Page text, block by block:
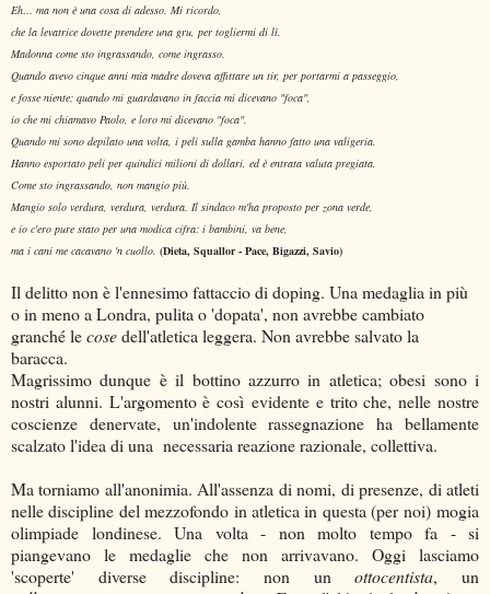
Eh… ma non è una cosa di adesso. Mi ricordo,
che la levatrice dovette prendere una gru, per togliermi di lì.
Madonna come sto ingrassando, come ingrasso.
Quando avevo cinque anni mia madre doveva affittare un tir, per portarmi a passeggio,
e fosse niente; quando mi guardavano in faccia mi dicevano "foca",
io che mi chiamavo Paolo, e loro mi dicevano "foca".
Quando mi sono depilato una volta, i peli sulla gamba hanno fatto una valigeria.
Hanno esportato peli per quindici milioni di dollari, ed è entrata valuta pregiata.
Come sto ingrassando, non mangio più.
Mangio solo verdura, verdura, verdura. Il sindaco m'ha proposto per zona verde,
e io c'ero pure stato per una modica cifra: i bambini, va bene,
ma i cani me cacavano 'n cuollo. (Dieta, Squallor - Pace, Bigazzi, Savio)
Il delitto non è l'ennesimo fattaccio di doping. Una medaglia in più
o in meno a Londra, pulita o 'dopata', non avrebbe cambiato
granché lecosedell'atletica leggera. Non avrebbe salvato la
baracca.
Magrissimo dunque è il bottino azzurro in atletica; obesi sono i
nostri alunni. L'argomento è così evidente e trito che, nelle nostre
coscienze denervate, un'indolente rassegnazione ha bellamente
scalzato l'idea di una necessaria reazione razionale, collettiva.
Ma torniamo all'anonimia. All'assenza di nomi, di presenze, di atleti
nelle discipline del mezzofondo in atletica in questa (per noi) mogia
olimpiade londinese. Una volta - non molto tempo fa - si
piangevano le medaglie che non arrivavano. Oggi lasciamo
'scoperte' diverse discipline: non unottocentista, un